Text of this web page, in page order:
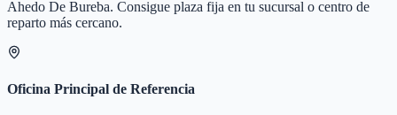
Ahedo De Bureba. Consigue plaza fija en tu sucursal o centro de
reparto más cercano.
Oficina Principal de Referencia